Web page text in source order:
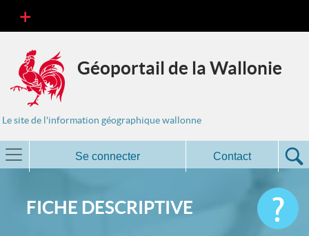
Géoportail de la Wallonie
Le site de l'information géographique wallonne
Se connecter Contact
FICHE DESCRIPTIVE